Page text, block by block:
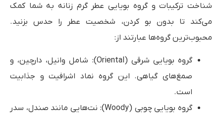
شناخت ترکیبات و گروه بویایی عطر گرم زنانه به شما کمک
می‌کند تا بدون بو کردن، شخصیت عطر را حدس بزنید.
محبوب‌ترین گروه‌ها عبارتند از:
گروه بویایی شرقی (Oriental): شامل وانیل، دارچین، و
صمغ‌های گیاهی. این گروه نماد اشرافیت و جذابیت
است.
گروه بویایی چوبی (Woody): نت‌هایی مانند صندل، سدر